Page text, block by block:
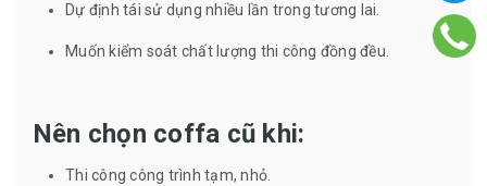
Dự định tái sử dụng nhiều lần trong tương lai.
Muốn kiểm soát chất lượng thi công đồng đều.
Nên chọn coffa cũ khi:
Thi công công trình tạm, nhỏ.